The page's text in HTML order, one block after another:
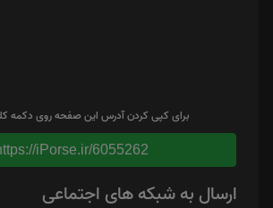
برای کپی کردن آدرس این صفحه روی دکمه
iPorse.ir/6055262
ارسال به شبکه های اجتماعی